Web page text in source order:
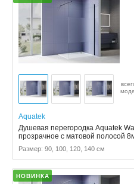
Aquatek
Душевая перегородка Aquatek
прозрачное с матовой полосой
Размер: 90, 100, 120, 140 см
НОВИНКА